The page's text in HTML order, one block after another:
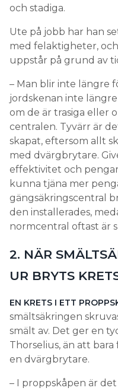
och stadiga.
Ute på jobb har han
med felaktigheter,
uppstår på grund av
– Man blir inte längre
jordskenan inte
om de är trasiga eller
centralen. Tyvärr är
skapat, eftersom allt
med dvärgbrytare.
effektivitet och
kunna tjäna mer
gängsäkringscentral
den installerades,
normcentral oftast är
2. NÄR
UR BRYTS
EN KRETS I ETT
smältsäkringen
smält av. Det ger en
Thorselius, än att
en dvärgbrytare.
– I proppskåpen är